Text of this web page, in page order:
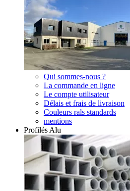
Qui sommes-nous ?
La commande en ligne
Le compte utilisateur
Délais et frais de livraison
Couleurs rals standards
mentions
Profilés Alu